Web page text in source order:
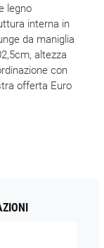
legno
interna in
da maniglia
altezza
con
offerta Euro